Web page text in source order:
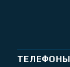
ТЕЛЕФОНЫ